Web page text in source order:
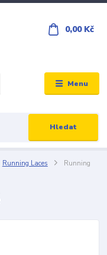
Menu
Hledat
0,00 Kč
Running Laces
Running